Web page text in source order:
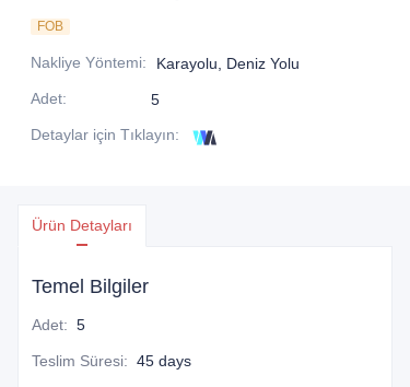
FOB
Nakliye Yöntemi:
Karayolu, Deniz Yolu
Adet:
5
Detaylar için Tıklayın:
Ürün Detayları
Temel Bilgiler
Adet: 5
Teslim Süresi: 45 days